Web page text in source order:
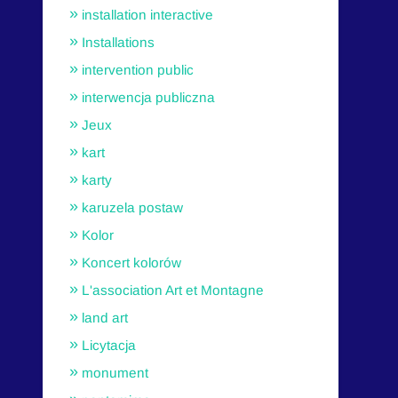
installation interactive
Installations
intervention public
interwencja publiczna
Jeux
kart
karty
karuzela postaw
Kolor
Koncert kolorów
L'association Art et Montagne
land art
Licytacja
monument